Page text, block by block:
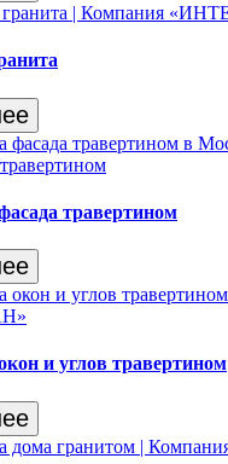
травертином
и углов травертином